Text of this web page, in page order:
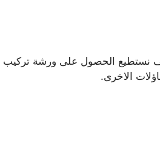
نستطيع الحصول على ورشة
الاخرى.